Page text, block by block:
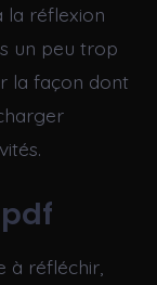
la réflexion
un peu trop
la façon dont
à réfléchir,